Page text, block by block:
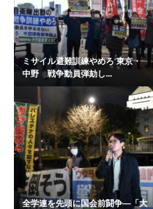
ミサイル避難訓練やめろ 東京・
中野 戦争動員弾劾し...
全学連を先頭に国会前闘争―「大